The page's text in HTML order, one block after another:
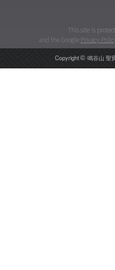
This site is
and the Google Privacy
Copyright©️ 鳴谷山 聖